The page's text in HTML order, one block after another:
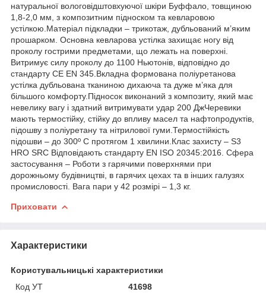
натуральної вологовідштовхуючої шкіри Буффало, товщиною
1,8-2,0 мм, з композитним підноском та кевларовою
устілкою.Матеріал підкладки – трикотаж, дубльований м’яким
прошарком. Основна кевларова устілка захищає ногу від
проколу гострими предметами, що лежать на поверхні.
Витримує силу проколу до 1100 Ньютонів, відповідно до
стандарту CE EN 345.Вкладна формована поліуретанова
устілка дубльована тканиною дихаюча та дуже м’яка для
більшого комфорту.Підносок виконаний з композиту, який має
невелику вагу і здатний витримувати удар 200 ДжЧеревики
мають термостійку, стійку до впливу масел та нафтопродуктів,
підошву з поліуретану та нітрилової гуми.Термостійкість
підошви – до 300º С протягом 1 хвилини.Клас захисту – S3
HRO SRC Відповідають стандарту EN ISO 20345:2016. Сфера
застосування – Роботи з гарячими поверхнями при
дорожньому будівництві, в гарячих цехах та в інших галузях
промисловості. Вага пари у 42 розмірі – 1,3 кг.
Приховати
Характеристики
Користувальницькі характеристики
Код УТ
41698